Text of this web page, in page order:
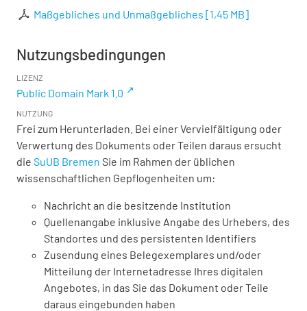
Maßgebliches und Unmaßgebliches [1,45 MB]
Nutzungsbedingungen
LIZENZ
Public Domain Mark 1.0
NUTZUNG
Frei zum Herunterladen. Bei einer Vervielfältigung oder
Verwertung des Dokuments oder Teilen daraus ersucht
die SuUB Bremen Sie im Rahmen der üblichen
wissenschaftlichen Gepflogenheiten um:
Nachricht an die besitzende Institution
Quellenangabe inklusive Angabe des Urhebers, des
Standortes und des persistenten Identifiers
Zusendung eines Belegexemplares und/oder
Mitteilung der Internetadresse Ihres digitalen
Angebotes, in das Sie das Dokument oder Teile
daraus eingebunden haben